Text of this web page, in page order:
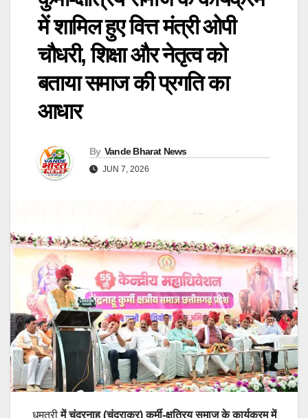
में शामिल हुए वित्त मंत्री ओपी
चौधरी, शिक्षा और नेतृत्व को
बताया समाज की प्रगति का
आधार
By Vande Bharat News
JUN 7, 2026
धमतरीमें चंद्रनाहू (चंद्राकर) कुर्मी-क्षत्रिय समाज के कार्यक्रम में